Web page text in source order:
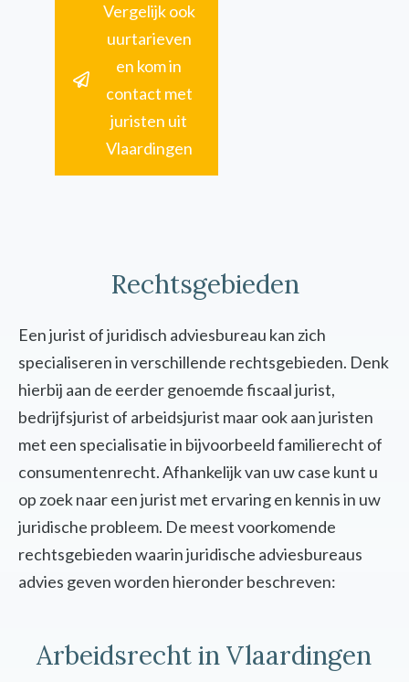
Vergelijk ook
uurtarieven
en kom in
contact met
juristen uit
Vlaardingen
Rechtsgebieden
Een jurist of juridisch adviesbureau kan zich
specialiseren in verschillende rechtsgebieden. Denk
hierbij aan de eerder genoemde fiscaal jurist,
bedrijfsjurist of arbeidsjurist maar ook aan juristen
met een specialisatie in bijvoorbeeld familierecht of
consumentenrecht. Afhankelijk van uw case kunt u
op zoek naar een jurist met ervaring en kennis in uw
juridische probleem. De meest voorkomende
rechtsgebieden waarin juridische adviesbureaus
advies geven worden hieronder beschreven:
Arbeidsrecht in Vlaardingen